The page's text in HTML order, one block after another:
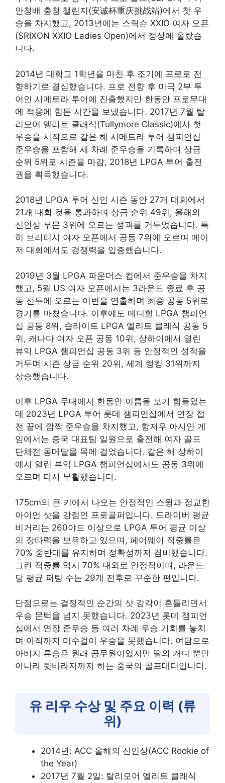
안청배 충청 챌린지(安诚杯重庆挑战站)에서 첫 우
승을 차지했고, 2013년에는 스릭슨 XXIO 여자 오픈
(SRIXON XXIO Ladies Open)에서 정상에 올랐습
니다.
2014년 대학교 1학년을 마친 후 조기에 프로로 전
향하기로 결심했습니다. 프로 전향 후 미국 2부 투
어인 시메트라 투어에 진출했지만 한동안 프로무대
에 적응에 힘든 시간을 보냈습니다. 2017년 7월 탈
리모어 엘리트 클래식(Tullymore Classic)에서 첫
우승을 시작으로 같은 해 시메트라 투어 챔피언십
준우승을 포함해 세 차례 준우승을 기록하며 상금
순위 5위로 시즌을 마감, 2018년 LPGA 투어 출전
권을 획득했습니다.
2018년 LPGA 투어 신인 시즌 동안 27개 대회에서
21개 대회 컷을 통과하며 상금 순위 49위, 올해의
신인상 부문 3위에 오르는 성과를 거두었습니다. 특
히 브리티시 여자 오픈에서 공동 7위에 오르며 메이
저 대회에서도 경쟁력을 입증했습니다.
2019년 3월 LPGA 파운더스 컵에서 준우승을 차지
했고, 5월 US 여자 오픈에서는 3라운드 종료 후 공
동 선두에 오르는 이변을 연출하며 최종 공동 5위로
경기를 마쳤습니다. 이후에도 메디힐 LPGA 챔피언
십 공동 8위, 숍라이트 LPGA 엘리트 클래식 공동 5
위, 캐나다 여자 오픈 공동 10위, 상하이에서 열린
뷰익 LPGA 챔피언십 공동 3위 등 안정적인 성적을
거두며 시즌 상금 순위 20위, 세계 랭킹 31위까지
상승했습니다.
이후 LPGA 무대에서 한동안 이름을 보기 힘들었는
데 2023년 LPGA 투어 롯데 챔피언십에서 연장 접
전 끝에 깜짝 준우승을 차지했고, 항저우 아시안 게
임에서는 중국 대표팀 일원으로 출전해 여자 골프
단체전 동메달을 목에 걸었습니다. 같은 해 상하이
에서 열린 뷰익 LPGA 챔피언십에서도 공동 3위에
오르며 다시 부활했습니다.
175cm의 큰 키에서 나오는 안정적인 스윙과 정교한
아이언 샷을 강점인 프로골퍼입니다. 드라이버 평균
비거리는 260야드 이상으로 LPGA 투어 평균 이상
의 장타력을 보유하고 있으며, 페어웨이 적중률은
70% 중반대를 유지하며 정확성까지 겸비했습니다.
그린 적중률 역시 70% 내외로 안정적이며, 라운드
당 평균 퍼팅 수는 29개 전후로 꾸준한 편입니다.
단점으로는 결정적인 순간의 샷 감각이 흔들리면서
우승 문턱을 넘지 못했습니다. 2023년 롯데 챔피언
십에서 연장 준우승 등 여러 차례 우승 기회를 놓치
며 아직까지 마수걸이 우승을 못했습니다. 여담으로
아버지 류송은 원래 공무원이었지만 딸의 캐디 뿐만
아니라 뒷바라지까지 하는 중국의 골프대디입니다.
유 리우 수상 및 주요 이력 (류
위)
2014년: ACC 올해의 신인상(ACC Rookie of
the Year)
2017년 7월 2일: 탈리모어 엘리트 클래식